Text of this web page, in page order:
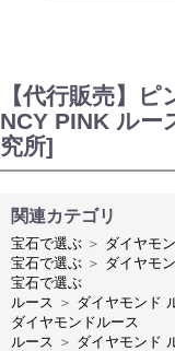
【代行販売】
NCY PINK ルー
究所]
関連カテゴリ
宝石で選ぶ ＞ ダイヤモ
宝石で選ぶ ＞ ダイヤモ
宝石で選ぶ
ルース ＞ ダイヤモンド
ダイヤモンドルース
ルース ＞ ダイヤモンド